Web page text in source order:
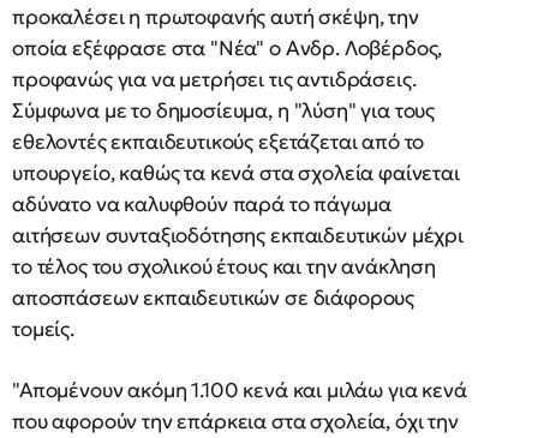
προκαλέσει η πρωτοφανής αυτή σκέψη, την
οποία εξέφρασε στα "Νέα" ο Ανδρ. Λοβέρδος,
προφανώς για να μετρήσει τις αντιδράσεις.
Σύμφωνα με το δημοσίευμα, η "λύση" για τους
εθελοντές εκπαιδευτικούς εξετάζεται από το
υπουργείο, καθώς τα κενά στα σχολεία φαίνεται
αδύνατο να καλυφθούν παρά το πάγωμα
αιτήσεων συνταξιοδότησης εκπαιδευτικών μέχρι
το τέλος του σχολικού έτους και την ανάκληση
αποσπάσεων εκπαιδευτικών σε διάφορους
τομείς.
"Απομένουν ακόμη 1.100 κενά και μιλάω για κενά
που αφορούν την επάρκεια στα σχολεία, όχι την